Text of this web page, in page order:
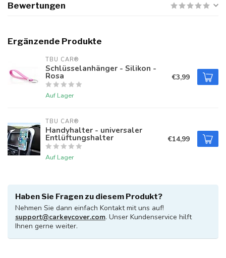
Bewertungen
Ergänzende Produkte
TBU CAR®
Schlüsselanhänger - Silikon -
Rosa
Auf Lager
€3,99
TBU CAR®
Handyhalter - universaler
Entlüftungshalter
Auf Lager
€14,99
Haben Sie Fragen zu diesem Produkt?
Nehmen Sie dann einfach Kontakt mit uns auf!
support@carkeycover.com. Unser Kundenservice hilft
Ihnen gerne weiter.